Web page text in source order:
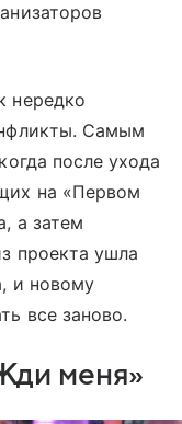
нередко
Самым
после ухода
на «Первом
а затем
проекта ушла
и новому
все заново.
меня»